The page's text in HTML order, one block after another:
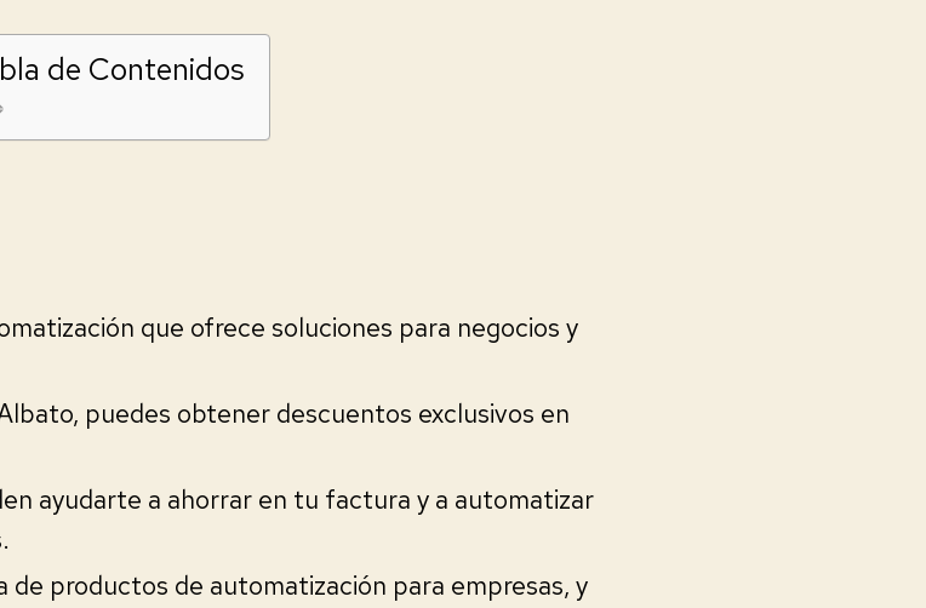
de Contenidos
que ofrece soluciones para negocios y
puedes obtener descuentos exclusivos en
ayudarte a ahorrar en tu factura y a automatizar
de productos de automatización para empresas, y